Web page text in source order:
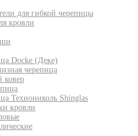
для гибкой черепицы
кровли
Docke (Деке)
черепица
ковер
Технониколь Shinglas
кровли